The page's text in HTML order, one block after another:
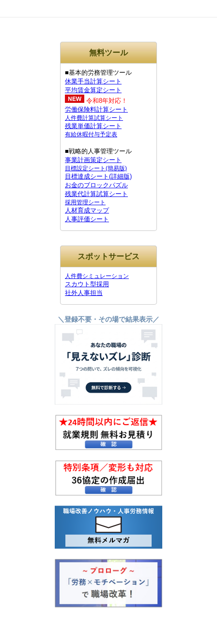
無料ツール
■基本的労務管理ツール
休業手当計算シート
平均賃金算定シート
令和8年対応！
労働保険料計算シート
人件費計算試算シート
残業単価計算シート
有給休暇付与予定表
■戦略的人事管理ツール
事業計画策定シート
目標設定シート(簡易版)
目標達成シート(詳細版)
お金のブロックパズル
残業代計算試算シート
採用管理シート
人材育成マップ
人事評価シート
スポットサービス
人件費シミュレーション
スカウト型採用
社外人事担当
＼登録不要・その場で結果表示／